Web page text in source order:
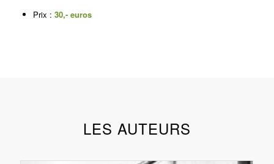
Prix : 30,- euros
LES AUTEURS